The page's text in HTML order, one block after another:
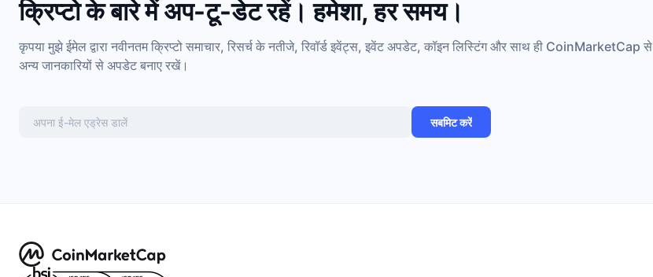
क्रिप्टो के बारे में अप-टू-डेट रहें। हमेशा, हर समय।
कृपया मुझे ईमेल द्वारा नवीनतम क्रिप्टो समाचार, रिसर्च के नतीजे, रिवॉर्ड इवेंट्स, इवेंट अपडेट, कॉइन लिस्टिंग और साथ ही CoinMarketCap से
अन्य जानकारियों से अपडेट बनाए रखें।
सबमिट करें